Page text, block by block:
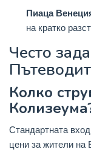
Пиаца
на кратко
Често
Колко
Стандартната
цени за жители на